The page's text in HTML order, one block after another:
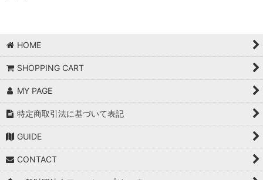
HOME
SHOPPING CART
MY PAGE
特定商取引法に基づいて表記
GUIDE
CONTACT